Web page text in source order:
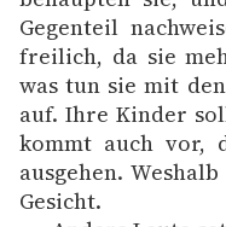
Gegenteil
freilich, da sie
was tun sie mit
auf. Ihre Kinder
kommt auch vor,
ausgehen.
Gesicht.